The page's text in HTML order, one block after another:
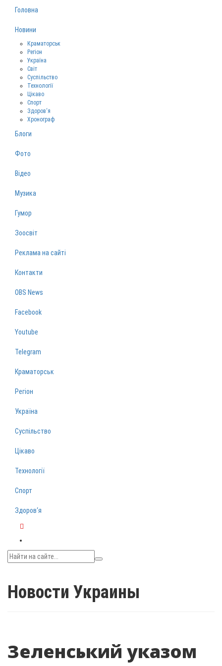
Головна
Новини
Краматорськ
Регіон
Україна
Світ
Суспільство
Технології
Цікаво
Спорт
Здоров‘я
Хронограф
Блоги
Фото
Відео
Музика
Гумор
Зоосвіт
Реклама на сайті
Контакти
OBS News
Facebook
Youtube
Telegram
Краматорськ
Регіон
Україна
Суспільство
Цікаво
Технології
Спорт
Здоров‘я
Новости Украины
Зеленський указом